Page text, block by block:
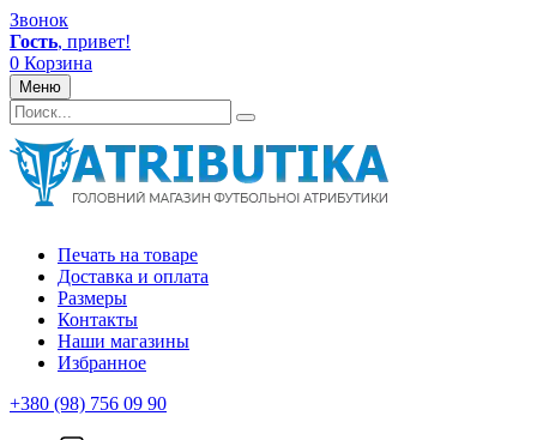
Звонок
Гость, привет!
0 Корзина
Меню
Печать на товаре
Доставка и оплата
Размеры
Контакты
Наши магазины
Избранное
+380 (98) 756 09 90